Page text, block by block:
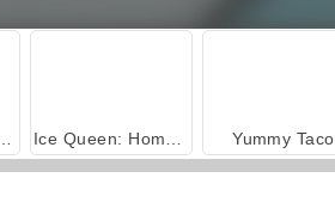
Treatment Ice Queen: Home Recovery Yummy Taco